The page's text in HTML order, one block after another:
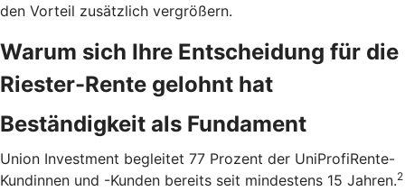
den Vorteil zusätzlich vergrößern.
Warum sich Ihre Entscheidung für die
Riester-Rente gelohnt hat
Beständigkeit als Fundament
Union Investment begleitet 77 Prozent der UniProfiRente-
Kundinnen und -Kunden bereits seit mindestens 15 Jahren.2